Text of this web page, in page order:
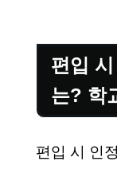
편입
는? 학
편입 시 인